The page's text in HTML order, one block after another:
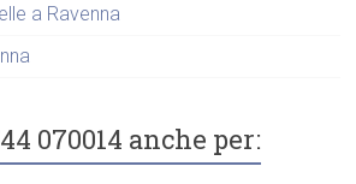
a Ravenna
070014 anche per: